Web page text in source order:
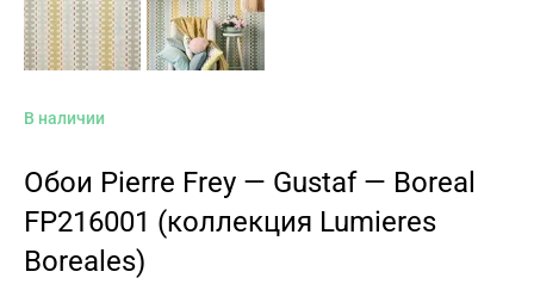
В наличии
Обои Pierre Frey — Gustaf — Boreal
FP216001 (коллекция Lumieres
Boreales)